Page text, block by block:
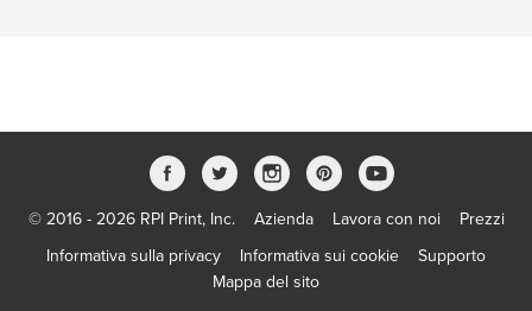
© 2016 - 2026 RPI Print, Inc. Azienda Lavora con noi
Prezzi
Informativa sulla privacy
Informativa sui cookie
Supporto
Mappa del sito